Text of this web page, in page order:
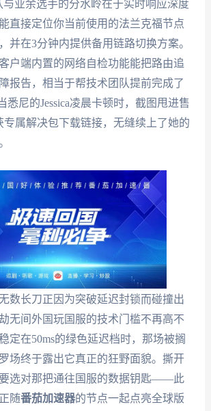
业余选手的分水岭在于实时响应深度
接定位你当前使用的法兰克福节点
并在3分钟内提供备用链路切换方案。
户端内置的网络自检功能能把路由追
报告，相当于帮技术团队提前完成了
悉尼的Jessica凌晨卡顿时，截图甩进售
专属解决包下载链接，无缝续上了她的
数长刀正因为突破延迟封锁而碰撞出
无间外国玩国服的技术门槛不再高不
定在50ms的绿色延迟档时，那场被搁
场终于露出它真正的狂野面貌。撕开
选对那把通往国服的数据钥匙——此
随番茄加速器的节点一起点亮全球版